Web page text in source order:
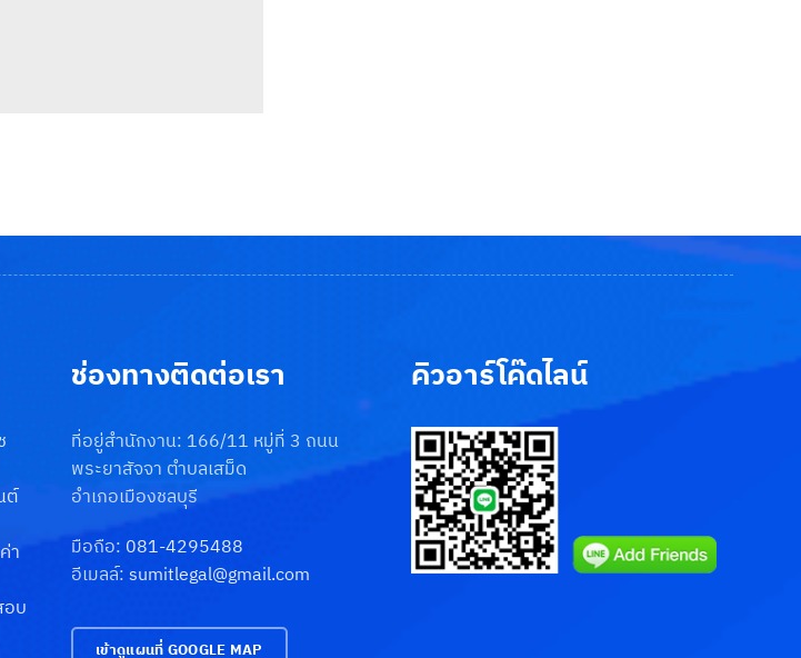
ต์
า
อบ
ช่องทางติดต่อเรา
ที่อยู่สำนักงาน: 166/11 หมู่ที่ 3 ถนน
พระยาสัจจา ตำบลเสม็ด
อำเภอเมืองชลบุรี
มือถือ: 081-4295488
อีเมลล์: sumitlegal@gmail.com
เข้าดูแผนที่ GOOGLE MAP
คิวอาร์โค๊ดไลน์